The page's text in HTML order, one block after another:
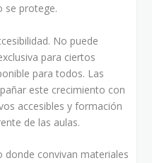
se protege.
No puede
para ciertos
para todos. Las
este crecimiento con
accesibles y formación
de las aulas.
donde convivan materiales